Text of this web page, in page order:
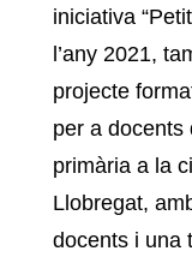
iniciativa
l’any 2021,
projecte
per a docents
primària a la
Llobregat,
docents i una